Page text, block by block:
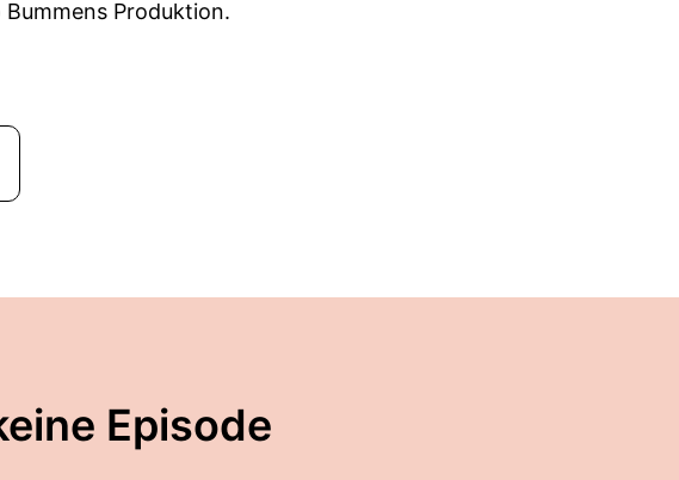
Bummens Produktion.
Episode